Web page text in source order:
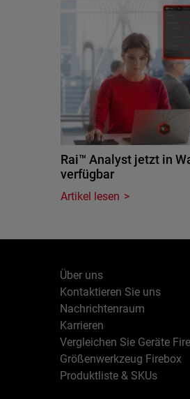
Rai™ Analyst jetzt in
verfügbar
Artikel lesen
Über uns
Kontaktieren Sie uns
Nachrichtenraum
Karrieren
Vergleichen Sie Geräte
Größenwerkzeug Firebox
Produktliste & SKUs